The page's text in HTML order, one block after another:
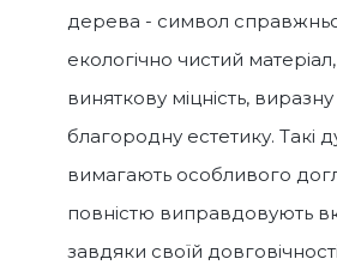
дерева - символ
екологічно чистий
виняткову міцність, виразну
благородну естетику. Такі
вимагають особливого
повністю виправдовують
завдяки своїй